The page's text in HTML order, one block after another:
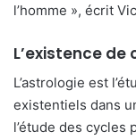
l’homme », écrit
L’existence de
L’astrologie est
existentiels dans
l’étude des cycles